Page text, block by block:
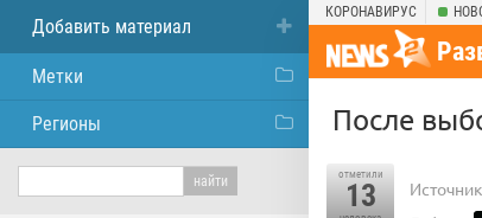
КОРОНАВИРУС
После
отметили
13
Добавить материал
Метки
Регионы